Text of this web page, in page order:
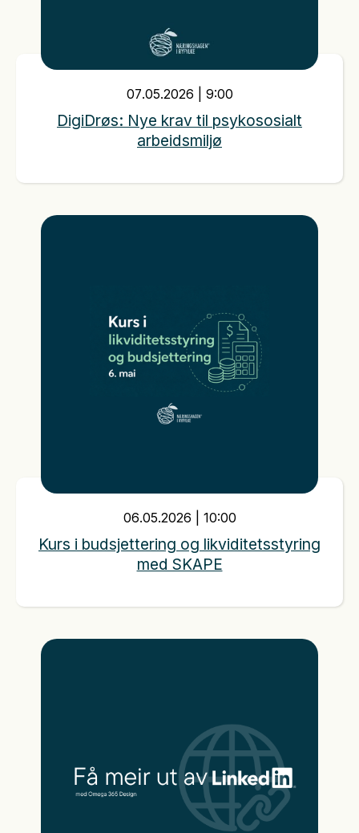
07.05.2026 9:00
DigiDrøs: Nye krav til psykososialt
arbeidsmiljø
06.05.2026 10:00
Kurs i budsjettering og likviditetsstyring
med SKAPE